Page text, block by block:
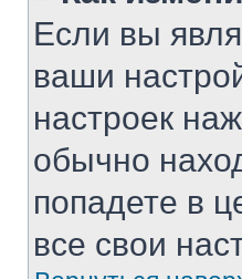
Если вы
ваши
настроек
обычно
попадете в
все свои